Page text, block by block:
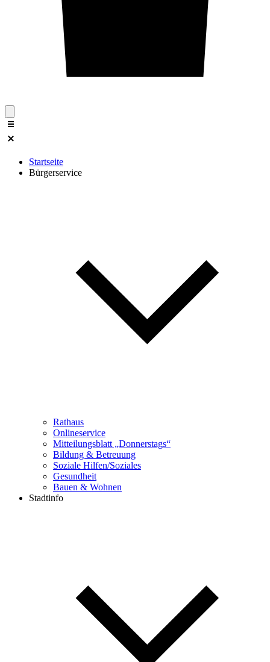
Startseite
Bürgerservice
Rathaus
Onlineservice
Mitteilungsblatt „Donnerstags“
Bildung & Betreuung
Soziale Hilfen/Soziales
Gesundheit
Bauen & Wohnen
Stadtinfo